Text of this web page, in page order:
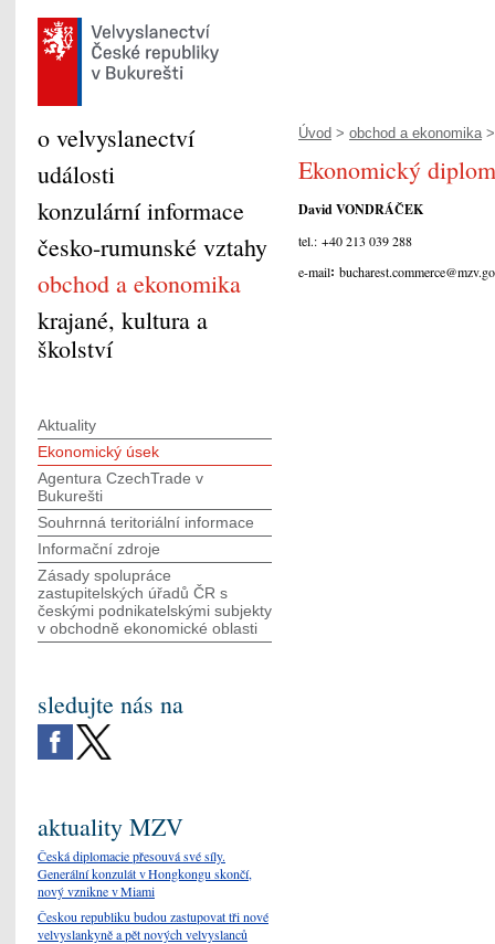
Úvod > obchod a ekonomika>
Ekonomický
David VONDRÁČEK
tel.: +40 213 039 288
e-mail:
o velvyslanectví
události
konzulární informace
česko-rumunské vztahy
obchod a ekonomika
krajané, kultura a
školství
Aktuality
Ekonomický úsek
Agentura CzechTrade v
Bukurešti
Souhrnná teritoriální informace
Informační zdroje
Zásady spolupráce
zastupitelských úřadů ČR s
českými podnikatelskými subjekty
v obchodně ekonomické oblasti
sledujte nás na
aktuality MZV
Česká diplomacie přesouvá své síly.
Generální konzulát v Hongkongu skončí,
nový vznikne v Miami
Českou republiku budou zastupovat tři nové
velvyslankyně a pět nových velvyslanců